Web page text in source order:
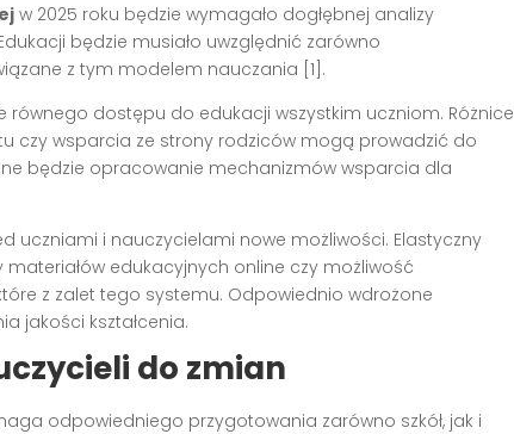
w 2025 roku będzie wymagało dogłębnej analizy
będzie musiało uwzględnić zarówno
z tym modelem nauczania [1].
równego dostępu do edukacji wszystkim uczniom. Różnice
czy wsparcia ze strony rodziców mogą prowadzić do
będzie opracowanie mechanizmów wsparcia dla
uczniami i nauczycielami nowe możliwości. Elastyczny
edukacyjnych online czy możliwość
z zalet tego systemu. Odpowiednio wdrożone
jakości kształcenia.
do zmian
odpowiedniego przygotowania zarówno szkół, jak i